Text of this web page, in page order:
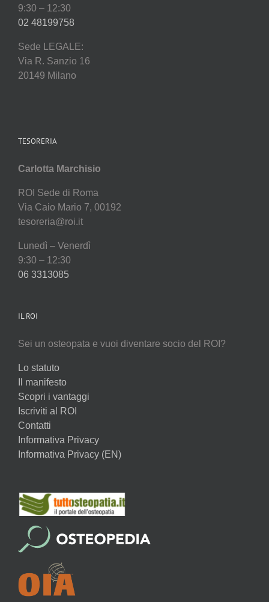
9:30 – 12:30
02 48199758
Sede LEGALE:
Via R. Sanzio 16
20149 Milano
TESORERIA
Carlotta Marchisio
ROI Sede di Roma
Via Caio Mario 7, 00192
tesoreria@roi.it
Lunedì – Venerdì
9:30 – 12:30
06 3313085
IL ROI
Sei un osteopata e vuoi diventare socio del ROI?
Lo statuto
Il manifesto
Scopri i vantaggi
Iscriviti al ROI
Contatti
Informativa Privacy
Informativa Privacy (EN)